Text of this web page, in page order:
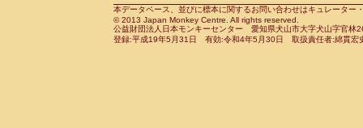
CercopithecidaePapio anubis(0)
CercopithecidaePapio cynocephalus
CercopithecidaePapio hamadryas(0)
CebidaeSaguinus leucopus(0)
CebidaeSaguinus midas(0)
Cebidae Saguinus mystax(0)
本データベース、並びに標本に関するお問い合わせはキュレータ
© 2013 Japan Monkey Centre. All rights reserved.
公益財団法人日本モンキーセンター 愛知県犬山市大字犬山字官
登録:平成19年5月31日 有効:令和4年5月30日 取扱責任者:綿貫宏